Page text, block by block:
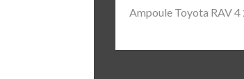
Ampoule Toyota RAV 4